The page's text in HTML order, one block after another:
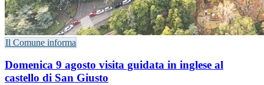
Il Comune informa
Domenica 9 agosto visita guidata in inglese al
castello di San Giusto